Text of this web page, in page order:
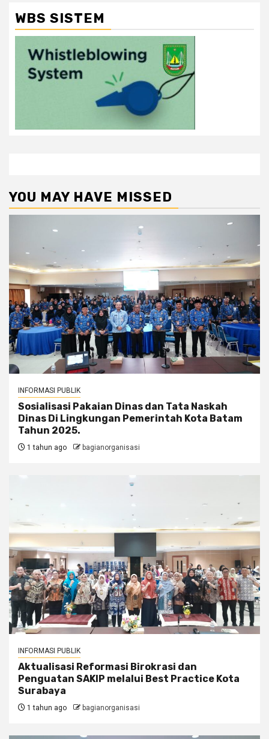
WBS SISTEM
YOU MAY HAVE MISSED
INFORMASI PUBLIK
Sosialisasi Pakaian Dinas dan Tata Naskah
Dinas Di Lingkungan Pemerintah Kota Batam
Tahun 2025.
1 tahun ago bagianorganisasi
INFORMASI PUBLIK
Aktualisasi Reformasi Birokrasi dan
Penguatan SAKIP melalui Best Practice Kota
Surabaya
1 tahun ago bagianorganisasi